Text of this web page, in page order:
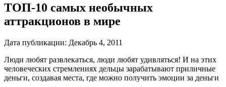
ТОП-10 самых необычных
аттракционов в мире
Дата публикации: Декабрь 4, 2011
Люди любят развлекаться, люди любят удивляться! И на этих
человеческих стремлениях дельцы зарабатывают приличные
деньги, создавая места, где можно получить эмоции за деньги